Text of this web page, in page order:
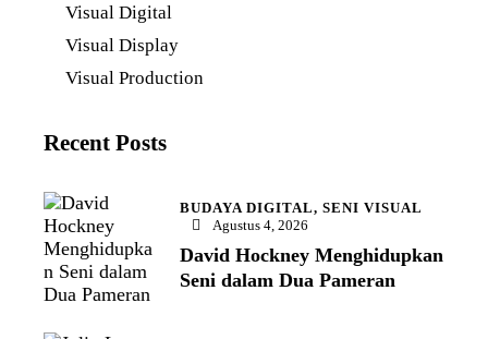
Visual Digital
Visual Display
Visual Production
Recent Posts
BUDAYA DIGITAL, SENI VISUAL
Agustus 4, 2026
David Hockney Menghidupkan
Seni dalam Dua Pameran